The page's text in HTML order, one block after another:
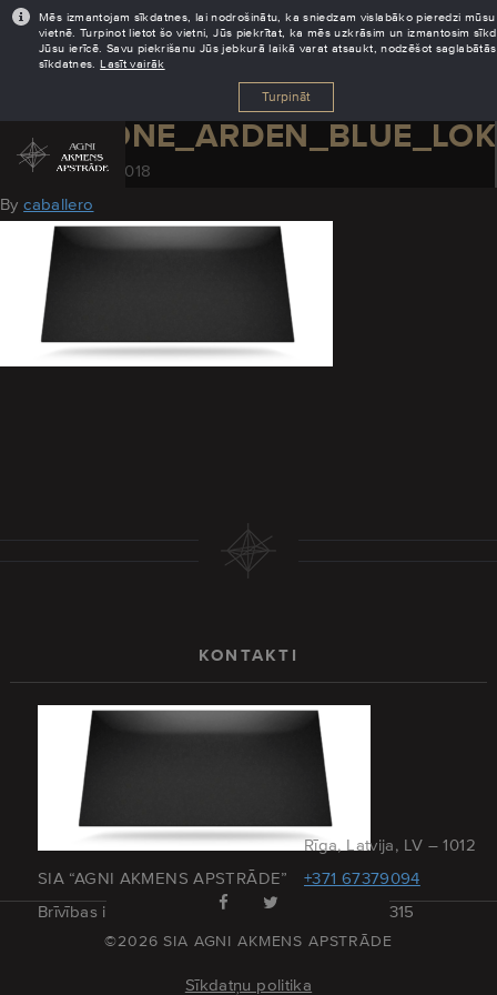
Mēs izmantojam sīkdatnes, lai nodrošinātu, ka sniedzam vislabāko pieredzi
vietnē. Turpinot lietot šo vietni, Jūs piekrītat, ka mēs uzkrāsim un izmantosim
Jūsu ierīcē. Savu piekrišanu Jūs jebkurā laikā varat atsaukt, nodzēšot saglabātās
sīkdatnes.Lasīt vairāk
Turpināt
November 29, 2018
Bycaballero
KONTAKTI
SIA “AGNI AKMENS APSTRĀDE”
Brīvības iela 173 – 27
Rīga, Latvija, LV – 1012
+371 67379094
+371 29215315
©2026 SIA AGNI AKMENS APSTRĀDE
Sīkdatņu politika